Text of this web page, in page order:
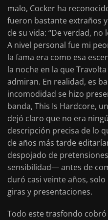
malo, Cocker ha
fueron bastante extraños
de su vida: “De verdad,
A nivel personal fue mi
la fama era como esa
la noche en la que
admiran. En realidad, es
incomodidad se hizo
banda, This Is Hardcore,
dejó claro que no era
descripción precisa de lo
de años más tarde
despojado de
sensibilidad— antes de
duró casi veinte años,
giras y presentaciones.
Todo este trasfondo